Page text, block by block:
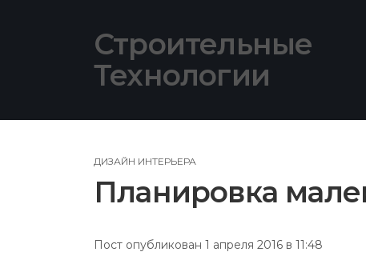
Строительные
Технологии
ДИЗАЙН ИНТЕРЬЕРА
Планировка
Пост опубликован 1 апреля 2016 в 11:48